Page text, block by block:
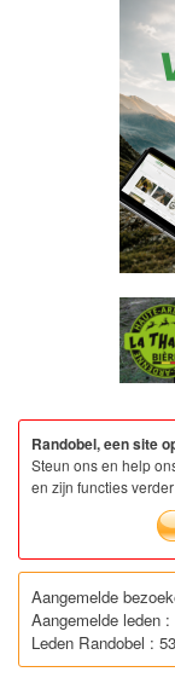
Randobel, een site
Steun ons en help
en zijn functies
Aangemelde
Aangemelde leden :
Leden Randobel :